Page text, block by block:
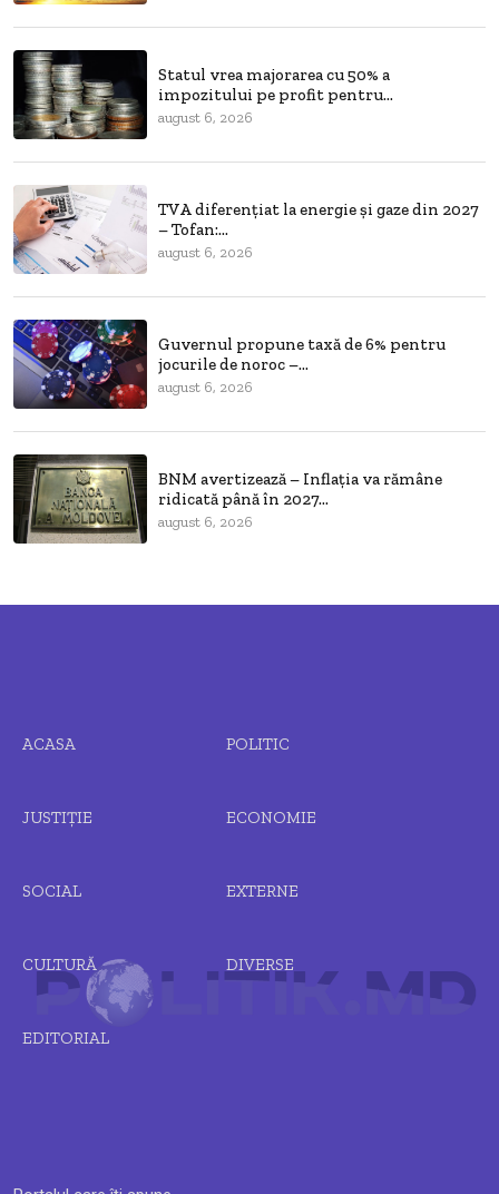
Statul vrea majorarea cu 50% a
impozitului pe profit pentru...
august 6, 2026
TVA diferențiat la energie și gaze din 2027
– Tofan:...
august 6, 2026
Guvernul propune taxă de 6% pentru
jocurile de noroc –...
august 6, 2026
BNM avertizează – Inflația va rămâne
ridicată până în 2027...
august 6, 2026
ACASA POLITIC
JUSTIȚIE ECONOMIE
SOCIAL EXTERNE
CULTURĂ DIVERSE
EDITORIAL